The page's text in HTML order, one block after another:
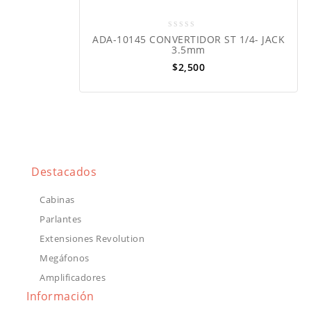
out
of
5
ADA-10145 CONVERTIDOR ST 1/4- JACK
3.5mm
$2,500
Destacados
Cabinas
Parlantes
Extensiones Revolution
Megáfonos
Amplificadores
Información